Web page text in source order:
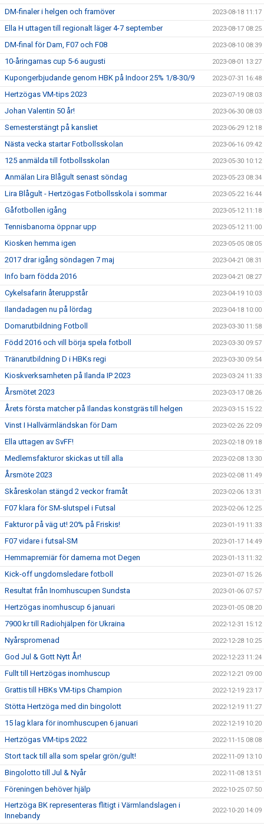
DM-finaler i helgen och framöver 2023-08-18 11:17
Ella H uttagen till regionalt läger 4-7 september 2023-08-17 08:25
DM-final för Dam, F07 och F08 2023-08-10 08:39
10-åringarnas cup 5-6 augusti 2023-08-01 13:27
Kupongerbjudande genom HBK på Indoor 25% 1/8-30/9 2023-07-31 16:48
Hertzögas VM-tips 2023 2023-07-19 08:03
Johan Valentin 50 år! 2023-06-30 08:03
Semesterstängt på kansliet 2023-06-29 12:18
Nästa vecka startar Fotbollsskolan 2023-06-16 09:42
125 anmälda till fotbollsskolan 2023-05-30 10:12
Anmälan Lira Blågult senast söndag 2023-05-23 08:34
Lira Blågult - Hertzögas Fotbollsskola i sommar 2023-05-22 16:44
Gåfotbollen igång 2023-05-12 11:18
Tennisbanorna öppnar upp 2023-05-12 11:00
Kiosken hemma igen 2023-05-05 08:05
2017 drar igång söndagen 7 maj 2023-04-21 08:31
Info barn födda 2016 2023-04-21 08:27
Cykelsafarin återuppstår 2023-04-19 10:03
Ilandadagen nu på lördag 2023-04-18 10:00
Domarutbildning Fotboll 2023-03-30 11:58
Född 2016 och vill börja spela fotboll 2023-03-30 09:57
Tränarutbildning D i HBKs regi 2023-03-30 09:54
Kioskverksamheten på Ilanda IP 2023 2023-03-24 11:33
Årsmötet 2023 2023-03-17 08:26
Årets första matcher på Ilandas konstgräs till helgen 2023-03-15 15:22
Vinst I Hallvärmländskan för Dam 2023-02-26 22:09
Ella uttagen av SvFF! 2023-02-18 09:18
Medlemsfakturor skickas ut till alla 2023-02-08 13:30
Årsmöte 2023 2023-02-08 11:49
Skåreskolan stängd 2 veckor framåt 2023-02-06 13:31
F07 klara för SM-slutspel i Futsal 2023-02-06 12:25
Fakturor på väg ut! 20% på Friskis! 2023-01-19 11:33
F07 vidare i futsal-SM 2023-01-17 14:49
Hemmapremiär för damerna mot Degen 2023-01-13 11:32
Kick-off ungdomsledare fotboll 2023-01-07 15:26
Resultat från Inomhuscupen Sundsta 2023-01-06 07:57
Hertzögas inomhuscup 6 januari 2023-01-05 08:20
7900 kr till Radiohjälpen för Ukraina 2022-12-31 15:12
Nyårspromenad 2022-12-28 10:25
God Jul & Gott Nytt År! 2022-12-23 11:24
Fullt till Hertzögas inomhuscup 2022-12-21 09:00
Grattis till HBKs VM-tips Champion 2022-12-19 23:17
Stötta Hertzöga med din bingolott 2022-12-19 11:27
15 lag klara för inomhuscupen 6 januari 2022-12-19 10:20
Hertzögas VM-tips 2022 2022-11-15 08:08
Stort tack till alla som spelar grön/gult! 2022-11-09 13:10
Bingolotto till Jul & Nyår 2022-11-08 13:51
Föreningen behöver hjälp 2022-10-25 07:50
Hertzöga BK representeras flitigt i Värmlandslagen i
Innebandy
2022-10-20 14:09